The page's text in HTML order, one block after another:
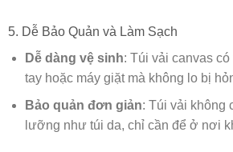
5. Dễ Bảo Quản và Làm Sạch
Dễ dàng vệ sinh: Túi vải canvas
tay hoặc máy giặt mà không lo bị
Bảo quản đơn giản: Túi vải không
lưỡng như túi da, chỉ cần để ở nơi